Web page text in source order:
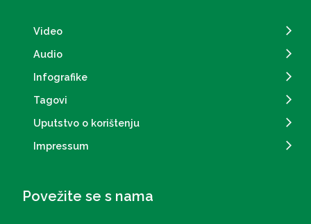
Video
Audio
Infografike
Tagovi
Uputstvo o korištenju
Impressum
Povežite se s nama